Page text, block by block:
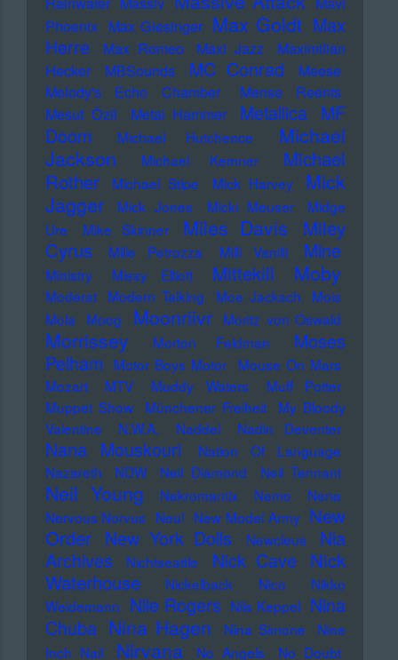
Phoenix Max Giesinger Max Goldt Max
Herre
Max Romeo Maxi Jazz
Maximilian
Hecker
MBSounds MC Conrad
Meese
Melody's Echo Chamber
Mense Reents
Mesut Özil
Metal Hammer Metallica MF
Doom
Michael Hutchence
Michael
Jackson
Michael Kemner
Michael
Rother
Michael Stipe Mick Harvey
Mick
Jagger
Mick Jones Micki Meuser
Midge
Ure
Mike Skinner Miles Davis
Miley
Cyrus
Mille Petrozza Milli Vanilli Mine
Ministry Missy Elliott Mittekill Moby
Moderat Modern Talking Moe Jacksch
Mois
Mola
Moog Moonriivr Moritz von Oswald
Morrissey Morton Feldman
Moses
Pelham
Motor Boys Motor
Mouse On Mars
Mozart
MTV Muddy Waters
Muff Potter
Muppet Show
Münchener Freiheit
My Bloody
Valentine
N.W.A. Naddel Nadin Deventer
Nana Mouskouri
Nation Of Language
Nazareth
NDW Neil Diamond Neil Tennant
Neil Young Nekromantix Nemo
Nena
Nervous Norvus Neu! New Model Army New
Order New York Dolls Newcleus
Nia
Archives
Nichtseattle Nick Cave
Nick
Waterhouse
Nickelback Nico
Nikko
Weidemann Nile Rogers Nils Keppel Nina
Chuba Nina Hagen Nina Simone
Nine
Inch Nail
Nirvana No Angels No Doubt